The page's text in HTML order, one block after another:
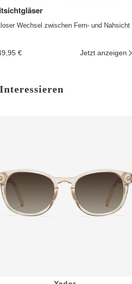
Wechsel zwischen Fern- und Nahsicht
€ Jetzt anzeigen